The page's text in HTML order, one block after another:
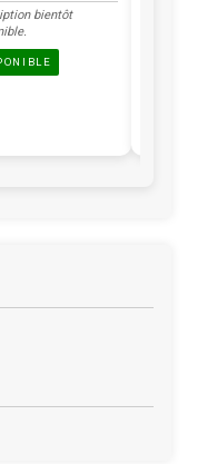
bientôt